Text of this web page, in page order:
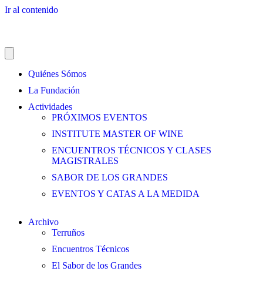
Ir al contenido
Quiénes Sómos
La Fundación
Actividades
PRÓXIMOS EVENTOS
INSTITUTE MASTER OF WINE
ENCUENTROS TÉCNICOS Y CLASES
MAGISTRALES
SABOR DE LOS GRANDES
EVENTOS Y CATAS A LA MEDIDA
Archivo
Terruños
Encuentros Técnicos
El Sabor de los Grandes